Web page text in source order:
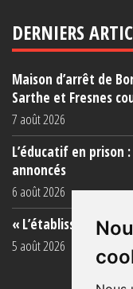
DERNIERS
Maison d’arrêt de
Sarthe et Fresnes
7 août 2026
L’éducatif en
annoncés
6 août 2026
« L’établissement
5 août 2026